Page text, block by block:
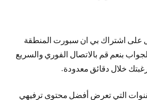
على اشتراك بي ان سبورت المنطقة
بنعم قم بالاتصال الفوري والسريع
خلال دقائق معدودة.
التي تعرض أفضل محتوى ترفيهي